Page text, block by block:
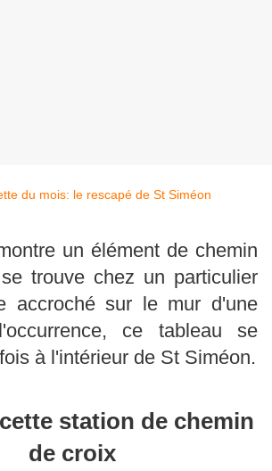
un élément de chemin
trouve chez un particulier
accroché sur le mur d'une
ce tableau se
à l'intérieur de St Siméon.
station de chemin
de croix